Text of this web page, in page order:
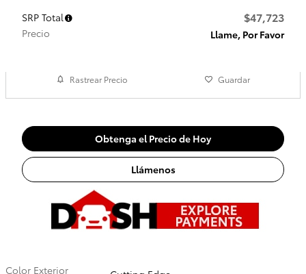
SRP Total $47,723
Precio Llame, Por Favor
Rastrear Precio Guardar
Obtenga el Precio de Hoy
Llámenos
Color Exterior